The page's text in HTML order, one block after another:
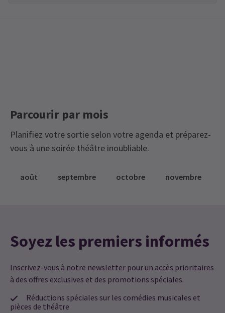
Parcourir par mois
Planifiez votre sortie selon votre agenda et préparez-
vous à une soirée théâtre inoubliable.
août septembre octobre novembre
Soyez les premiers informés
Inscrivez-vous à notre newsletter pour un accès prioritaires
à des offres exclusives et des promotions spéciales.
Réductions spéciales sur les comédies musicales et
pièces de théâtre